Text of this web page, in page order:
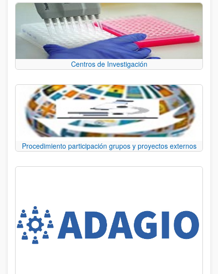
Centros de Investigación
Procedimiento participación grupos y proyectos externos